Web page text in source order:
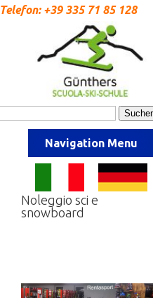
Telefon: +39 335 71 85 128
Navigation Menu
Noleggio sci e
snowboard